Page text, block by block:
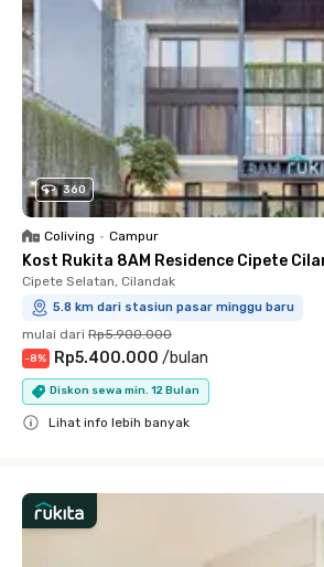
360
Coliving • Campur
Kost Rukita 8AM Residence Cipete
Cipete Selatan, Cilandak
5.8 km dari stasiun pasar minggu baru
mulai dari Rp5.900.000
-8% Rp5.400.000 /bulan
Diskon sewa min. 12 Bulan
Lihat info lebih banyak